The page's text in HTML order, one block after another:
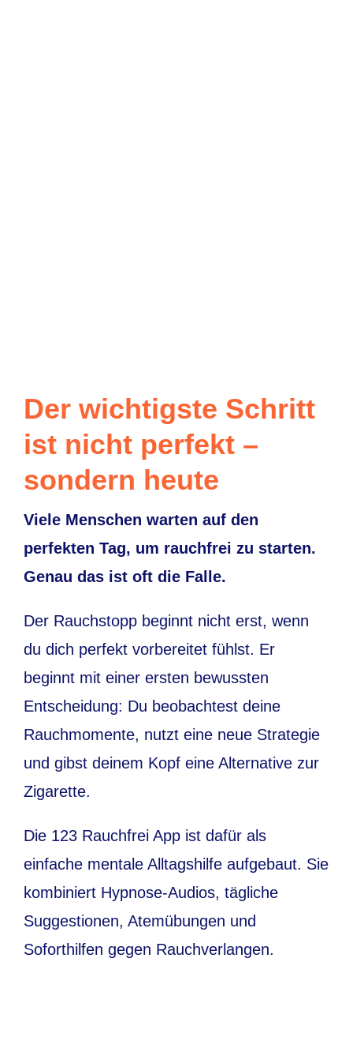
Der wichtigste Schritt
ist nicht perfekt –
sondern heute
Viele Menschen warten auf den
perfekten Tag, um rauchfrei zu starten.
Genau das ist oft die Falle.
Der Rauchstopp beginnt nicht erst, wenn
du dich perfekt vorbereitet fühlst. Er
beginnt mit einer ersten bewussten
Entscheidung: Du beobachtest deine
Rauchmomente, nutzt eine neue Strategie
und gibst deinem Kopf eine Alternative zur
Zigarette.
Die 123 Rauchfrei App ist dafür als
einfache mentale Alltagshilfe aufgebaut. Sie
kombiniert Hypnose-Audios, tägliche
Suggestionen, Atemübungen und
Soforthilfen gegen Rauchverlangen.